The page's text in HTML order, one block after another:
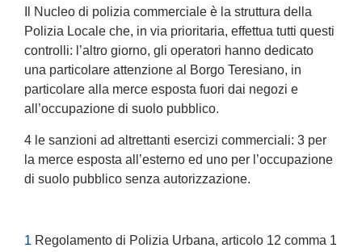
Il Nucleo di polizia commerciale è la struttura della
Polizia Locale che, in via prioritaria, effettua tutti questi
controlli: l’altro giorno, gli operatori hanno dedicato
una particolare attenzione al Borgo Teresiano, in
particolare alla merce esposta fuori dai negozi e
all’occupazione di suolo pubblico.
4 le sanzioni ad altrettanti esercizi commerciali: 3 per
la merce esposta all’esterno ed uno per l’occupazione
di suolo pubblico senza autorizzazione.
1 Regolamento di Polizia Urbana, articolo 12 comma 1